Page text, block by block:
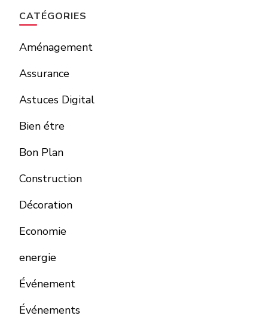
CATÉGORIES
Aménagement
Assurance
Astuces Digital
Bien étre
Bon Plan
Construction
Décoration
Economie
energie
Événement
Événements